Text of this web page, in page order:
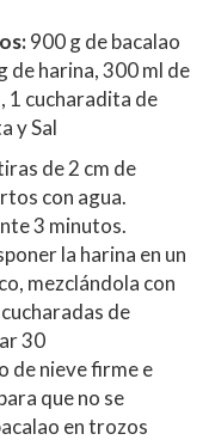
900 g de bacalao
de harina, 300 ml de
1 cucharadita de
y Sal
de 2 cm de
con agua.
3 minutos.
la harina en un
mezclándola con
de
30
de nieve firme e
que no se
en trozos